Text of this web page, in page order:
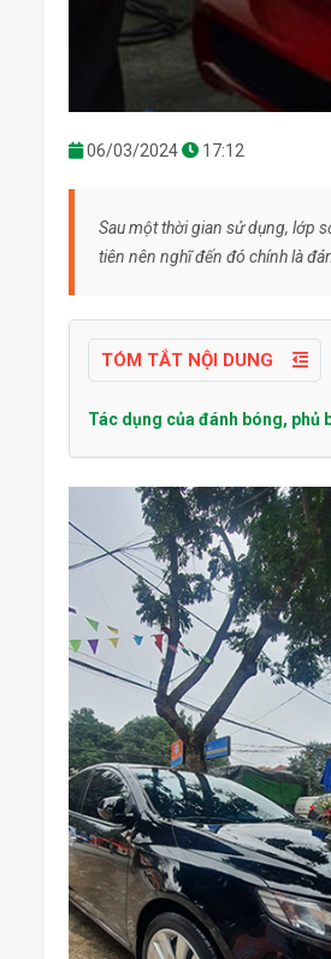
06/03/2024 17:12
Sau một thời gian sử dụng, lớp
tiên nên nghĩ đến đó chính là
TÓM TẮT NỘI DUNG
Tác dụng của đánh bóng, phủ